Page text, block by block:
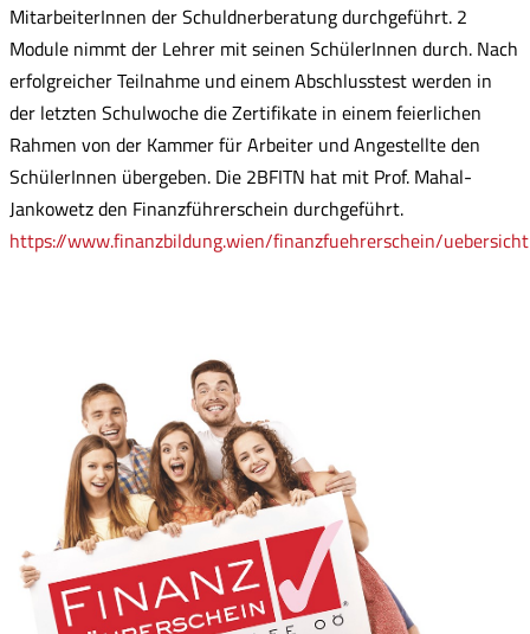
MitarbeiterInnen der Schuldnerberatung durchgeführt. 2
Module nimmt der Lehrer mit seinen SchülerInnen durch. Nach
erfolgreicher Teilnahme und einem Abschlusstest werden in
der letzten Schulwoche die Zertifikate in einem feierlichen
Rahmen von der Kammer für Arbeiter und Angestellte den
SchülerInnen übergeben. Die 2BFITN hat mit Prof. Mahal-
Jankowetz den Finanzführerschein durchgeführt.
https://www.finanzbildung.wien/finanzfuehrerschein/uebersicht